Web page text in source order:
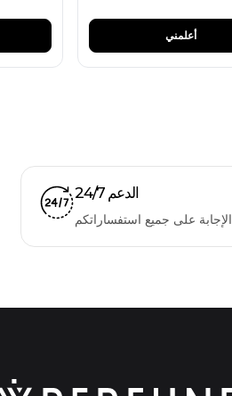
أعلمني
الدعم 24/7
الإجابة على جميع استفساراتكم